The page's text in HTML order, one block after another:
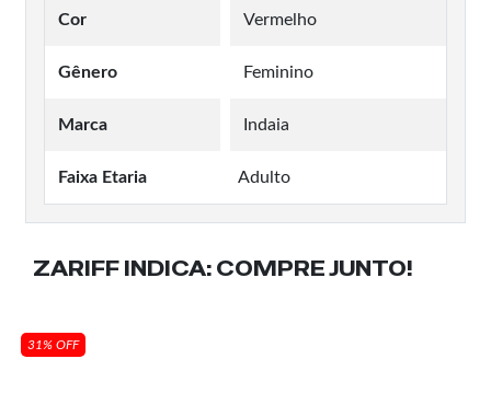
Cor Vermelho
Gênero Feminino
Marca Indaia
Faixa Etaria Adulto
ZARIFF INDICA: COMPRE JUNTO!
31% OFF